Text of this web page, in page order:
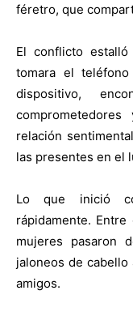
féretro, que
El conflicto
tomara el
dispositivo,
relación
las presentes en el
Lo que inició
rápidamente.
mujeres pasaron
jaloneos de
amigos.